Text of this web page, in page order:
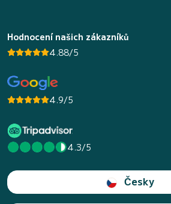
Hodnocení našich zákazníků
4.88/5
4.9/5
4.3/5
Česky